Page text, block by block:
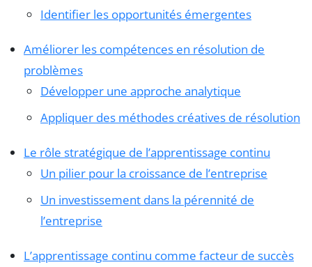
Identifier les opportunités émergentes
Améliorer les compétences en résolution de
problèmes
Développer une approche analytique
Appliquer des méthodes créatives de résolution
Le rôle stratégique de l’apprentissage continu
Un pilier pour la croissance de l’entreprise
Un investissement dans la pérennité de
l’entreprise
L’apprentissage continu comme facteur de succès